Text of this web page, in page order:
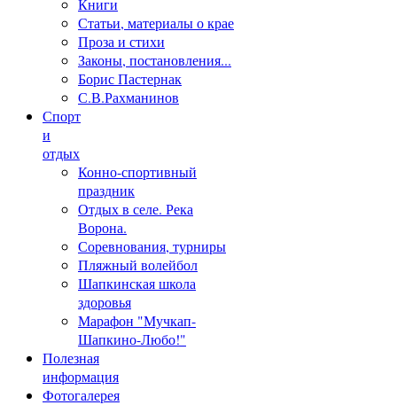
Книги
Статьи, материалы о крае
Проза и стихи
Законы, постановления...
Борис Пастернак
С.В.Рахманинов
Спорт
и
отдых
Конно-спортивный
праздник
Отдых в селе. Река
Ворона.
Соревнования, турниры
Пляжный волейбол
Шапкинская школа
здоровья
Марафон "Мучкап-
Шапкино-Любо!"
Полезная
информация
Фотогалерея